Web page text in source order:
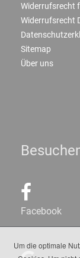
Um die optimale
Widerrufsrecht
Widerrufsrecht
Sitemap
Über uns
Facebook